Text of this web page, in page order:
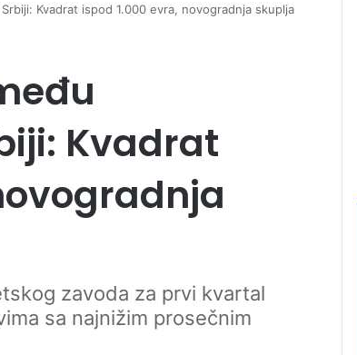
Kvadrat ispod 1.000 evra, novogradnja skuplja
Kvadrat
zavoda za prvi kvartal
sa najnižim prosečnim